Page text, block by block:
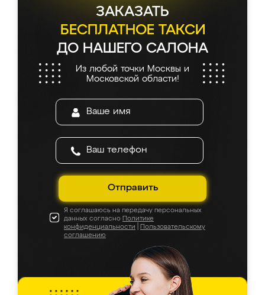
ЗАКАЗАТЬ
БЕСПЛАТНОЕ ТАКСИ
ДО НАШЕГО САЛОНА
Из любой точки Москвы и
Московской области!
Отправить
Я соглашаюсь на передачу персональных
данных согласно Политике
конфиденциальности
Пользовательскому
соглашению